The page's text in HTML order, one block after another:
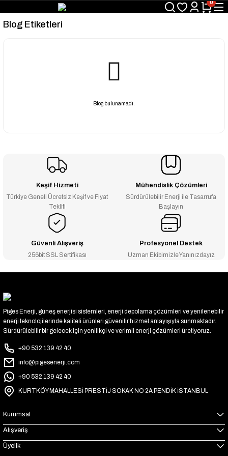
0
Blog Etiketleri
Blog bulunamadı.
Keşif Hizmeti
Türkiye Geneli Ücretsiz Keşif ve Fiyat
Teklifi
Mühendislik Çözümleri
Sürdürülebilir Enerji ile Tasarrufa
Başlayın
Güvenli Alışveriş
256bit SSL Sertifikası
Profesyonel Destek
Uzman Ekibimizle Yanınızdayız
Piges Enerji, güneş enerjisi sistemleri, enerji depolama çözümleri ve yenilenebilir
enerji teknolojilerinde kaliteli ürünleri güvenilir hizmet anlayışıyla sunmaktadır.
Sürdürülebilir bir gelecek için yenilikçi ve verimli enerji çözümleri üretiyoruz.
+90 532 139 42 40
info@pigesenerji.com
+90 532 139 42 40
KURTKÖY MAHALLESİ PRESTİJ SOKAK NO 2A PENDİK İSTANBUL
Kurumsal
Alışveriş
Üyelik